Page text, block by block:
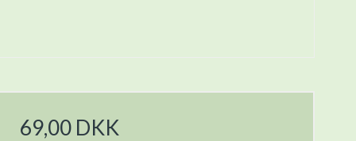
69,00 DKK